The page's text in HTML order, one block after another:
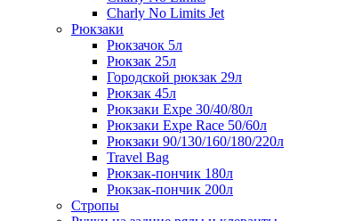
Charly No Limits Jet
Рюкзаки
Рюкзачок 5л
Рюкзак 25л
Городской рюкзак 29л
Рюкзак 45л
Рюкзаки Expe 30/40/80л
Рюкзаки Expe Race 50/60л
Рюкзаки 90/130/160/180/220л
Travel Bag
Рюкзак-пончик 180л
Рюкзак-пончик 200л
Стропы